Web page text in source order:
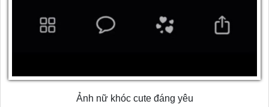
Ảnh nữ khóc cute đáng yêu